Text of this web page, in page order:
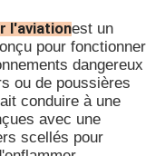
sans fil
et l'installation ;
au câblage de
pétrolières et
de traitement chimique
grains et moulins à
formes de forage
l'aviationest un
pour fonctionner
dangereux
ou de poussières
conduire à une
avec une
scellés pour